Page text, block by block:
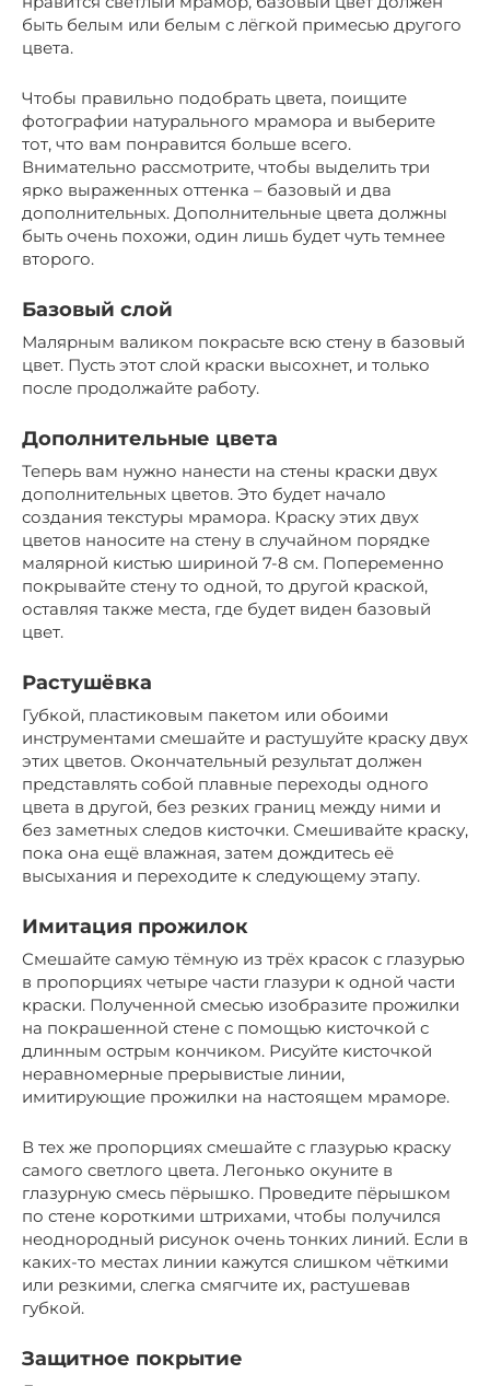
быть белым или белым с лёгкой примесью другого
цвета.
Чтобы правильно подобрать цвета, поищите
фотографии натурального мрамора и выберите
тот, что вам понравится больше всего.
Внимательно рассмотрите, чтобы выделить три
ярко выраженных оттенка – базовый и два
дополнительных. Дополнительные цвета должны
быть очень похожи, один лишь будет чуть темнее
второго.
Базовый слой
Малярным валиком покрасьте всю стену в базовый
цвет. Пусть этот слой краски высохнет, и только
после продолжайте работу.
Дополнительные цвета
Теперь вам нужно нанести на стены краски двух
дополнительных цветов. Это будет начало
создания текстуры мрамора. Краску этих двух
цветов наносите на стену в случайном порядке
малярной кистью шириной 7-8 см. Попеременно
покрывайте стену то одной, то другой краской,
оставляя также места, где будет виден базовый
цвет.
Растушёвка
Губкой, пластиковым пакетом или обоими
инструментами смешайте и растушуйте краску двух
этих цветов. Окончательный результат должен
представлять собой плавные переходы одного
цвета в другой, без резких границ между ними и
без заметных следов кисточки. Смешивайте краску,
пока она ещё влажная, затем дождитесь её
высыхания и переходите к следующему этапу.
Имитация прожилок
Смешайте самую тёмную из трёх красок с глазурью
в пропорциях четыре части глазури к одной части
краски. Полученной смесью изобразите прожилки
на покрашенной стене с помощью кисточкой с
длинным острым кончиком. Рисуйте кисточкой
неравномерные прерывистые линии,
имитирующие прожилки на настоящем мраморе.
В тех же пропорциях смешайте с глазурью краску
самого светлого цвета. Легонько окуните в
глазурную смесь пёрышко. Проведите пёрышком
по стене короткими штрихами, чтобы получился
неоднородный рисунок очень тонких линий. Если в
каких-то местах линии кажутся слишком чёткими
или резкими, слегка смягчите их, растушевав
губкой.
Защитное покрытие